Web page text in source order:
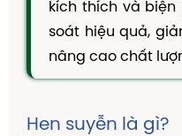
TAM THẤT MẬT ONG
CAO DÂY THÌA CANH
DẦU GỘI THẢO DƯỢC
kích thích và
soát hiệu quả,
nâng cao chất
Hen suyễn là gì?